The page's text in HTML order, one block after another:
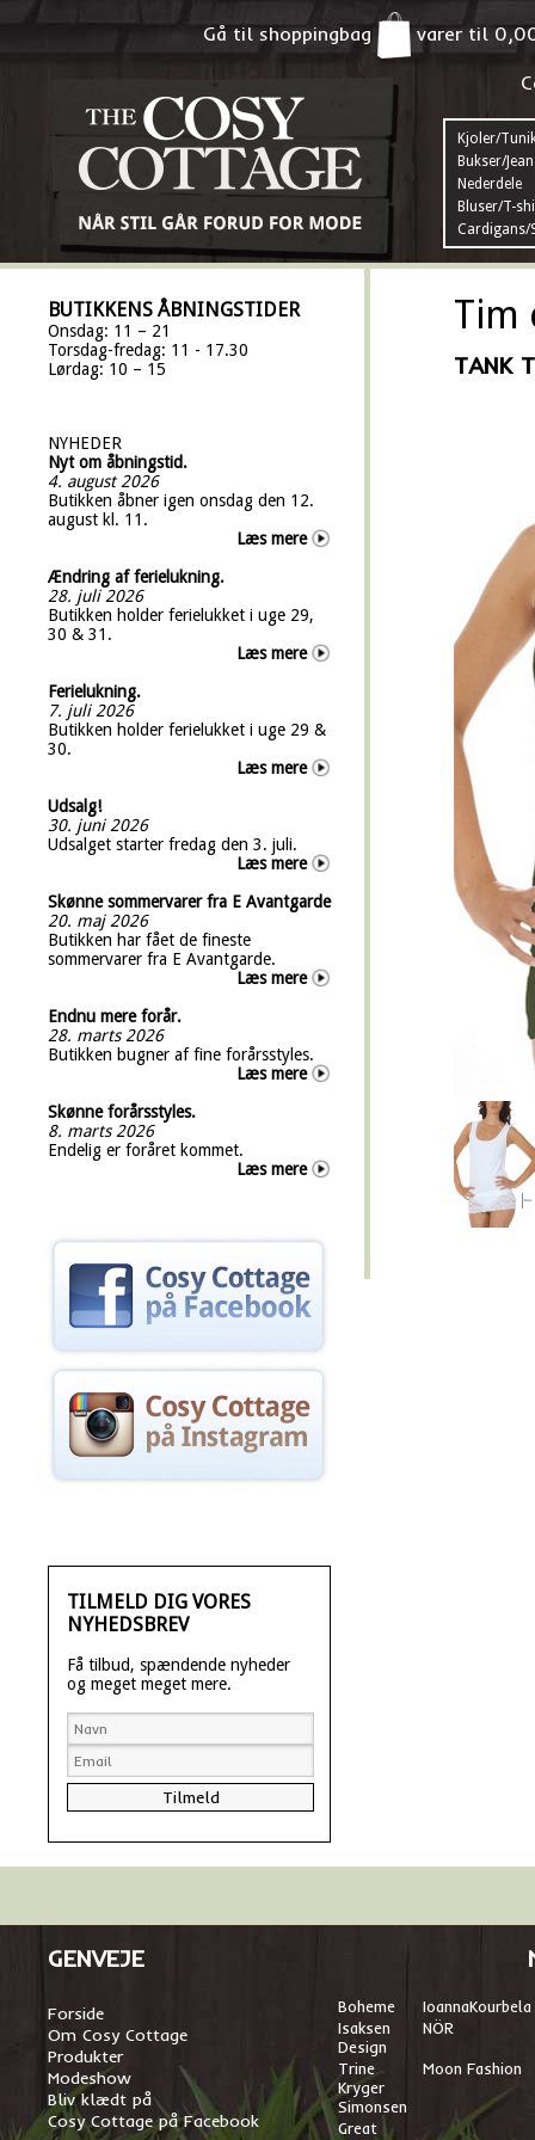
Gå til shoppingbag varer til
Kjoler/
Bukser/
Nederdele
Bluser/T-
Cardigans/
BUTIKKENS ÅBNINGSTIDER
Onsdag: 11 – 21
Torsdag-fredag: 11 - 17.30
Lørdag: 10 – 15
NYHEDER
Nyt om åbningstid.
4. august 2026
Butikken åbner igen onsdag den 12.
august kl. 11.
Læs mere
Ændring af ferielukning.
28. juli 2026
Butikken holder ferielukket i uge 29,
30 & 31.
Læs mere
Ferielukning.
7. juli 2026
Butikken holder ferielukket i uge 29 &
30.
Læs mere
Udsalg!
30. juni 2026
Udsalget starter fredag den 3. juli.
Læs mere
Skønne sommervarer fra E Avantgarde
20. maj 2026
Butikken har fået de fineste
sommervarer fra E Avantgarde.
Læs mere
Endnu mere forår.
28. marts 2026
Butikken bugner af fine forårsstyles.
Læs mere
Skønne forårsstyles.
8. marts 2026
Endelig er foråret kommet.
Læs mere
TILMELD DIG VORES
NYHEDSBREV
Få tilbud, spændende nyheder
og meget meget mere.
Tim
TANK
GENVEJE
Forside
Om Cosy Cottage
Produkter
Modeshow
Bliv klædt på
Cosy Cottage på Facebook
Boheme IoannaKourbela
Isaksen
Design
NÖR
Trine
Kryger
Simonsen
Moon Fashion
Great